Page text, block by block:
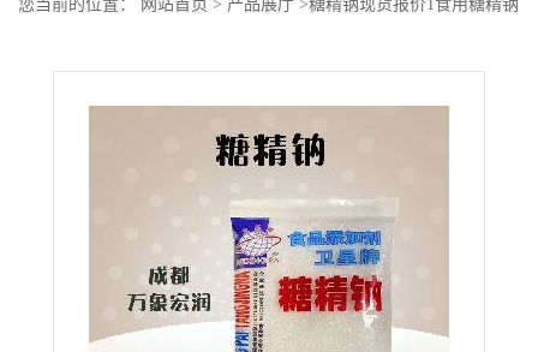
您当前的位置： 网站首页 > 产品展厅 >糖精钠现货报价1食用糖精钠